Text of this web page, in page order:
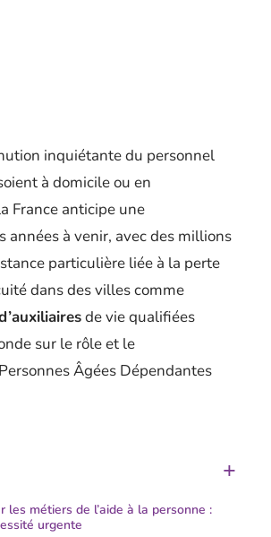
inquiétante du personnel
à domicile ou en
France anticipe une
à venir, avec des millions
particulière liée à la perte
dans des villes comme
de vie qualifiées
sur le rôle et le
Âgées Dépendantes
les métiers de l’aide à la personne :
urgente